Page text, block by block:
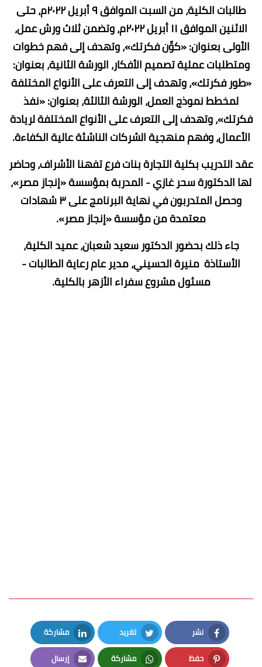
طالبات الكلية، من السبت الموافق ٩ أبريل ٢٠٢٢م، حتى
الاثنين الموافق ١١ أبريل ٢٠٢٢م، وتضمن ثلاث ورش عمل،
الأولى بعنوان: «كوِّن فكرتك»، وتهدف إلى فهم خطوات
ومتطلبات عملية تصميم الأفكار، الورشة الثانية، بعنوان:
«طور فكرتك»، وتهدف إلى التعرف على الأنواع المختلفة
لمخطط نموذج العمل، الورشة الثالثة، بعنوان: «نفذ
فكرتك»، وتهدف إلى التعرف على الأنواع المختلفة لريادة
الأعمال، وفهم منهجية الشركات الناشئة عالية الكفاءة.
عقد التدريب بكلية التجارة بنات فرع تفهنا الأشراف، وحاضر
لها الدكتورة سحر غازي - المدربة بمؤسسة «إنجاز مصر»،
وحصل المتدربون في نهاية البرنامج على ٣ شهادات
معتمدة من مؤسسة «إنجاز مصر».
جاء ذلك بحضور الدكتور سعيد شعبان، عميد الكلية،
الأستاذة منيرة الحسيني، مدير عام رعاية الطالبات -
مسئول مشروع سفراء الأزهر بالكلية.
نشر
Facebook
تغريد
Twitter
مشاركة
LinkedIn
حفظ مشاركة إرسال